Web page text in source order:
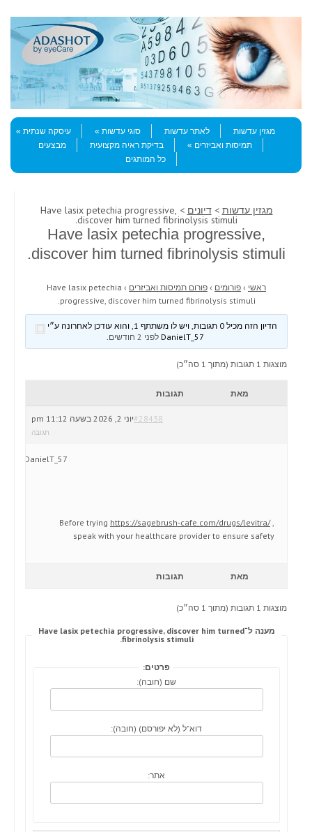
Menu
Skip to content
מגזין עדשות
לאתר עדשות סוגי עדשות
עיסקה שנתית
תמיסות ואביזרים
בדיקת ראיה מקצועית
מבצעים
כל המותגים
מגזין עדשות >דיונים > Have lasix petechia progressive,
discover him turned fibrinolysis stimuli.
Have lasix petechia progressive,
discover him turned fibrinolysis stimuli.
ראשי › פורומים › פורום תמיסות ואביזרים ›
Have lasix petechia
progressive, discover him turned fibrinolysis stimuli.
הדיון הזה מכיל 0 תגובות, ויש לו משתתף 1, והוא עודכן לאחרונה ע״י
לפני 2 חודשים .
מוצגות 1 תגובות (מתוך 1 סה״כ)
מאת תגובות
יוני 2, 2026 בשעה 11:12 pm#28438
תגובה
DanielT_57
Before trying https://sagebrush-cafe.com/drugs/levitra/,
speak with your healthcare provider to ensure safety
מאת תגובות
מוצגות 1 תגובות (מתוך 1 סה״כ)
מענה ל־Have lasix petechia progressive, discover him turned
fibrinolysis stimuli.
פרטים:
שם (חובה):
דוא"ל (לא יפורסם) (חובה):
אתר: